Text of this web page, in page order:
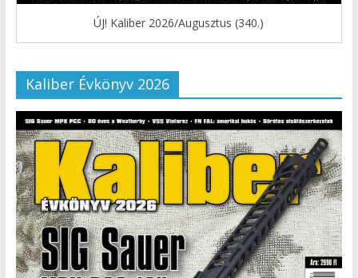
ÚJ! Kaliber 2026/Augusztus (340.)
Kaliber Évkönyv 2026